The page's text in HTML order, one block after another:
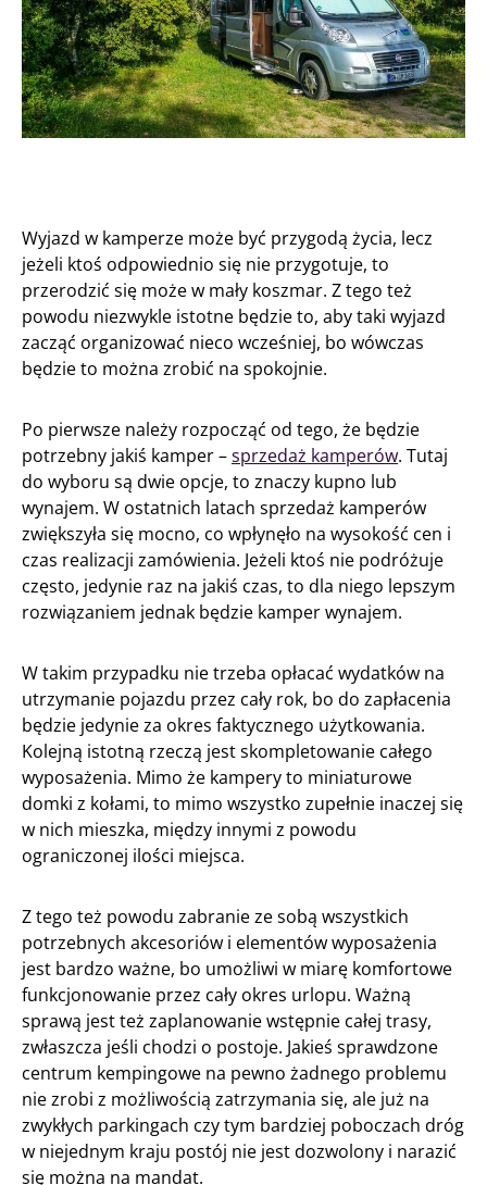
Wyjazd w kamperze może być przygodą życia, lecz
jeżeli ktoś odpowiednio się nie przygotuje, to
przerodzić się może w mały koszmar. Z tego też
powodu niezwykle istotne będzie to, aby taki wyjazd
zacząć organizować nieco wcześniej, bo wówczas
będzie to można zrobić na spokojnie.
Po pierwsze należy rozpocząć od tego, że będzie
potrzebny jakiś kamper –sprzedaż kamperów. Tutaj
do wyboru są dwie opcje, to znaczy kupno lub
wynajem. W ostatnich latach sprzedaż kamperów
zwiększyła się mocno, co wpłynęło na wysokość cen i
czas realizacji zamówienia. Jeżeli ktoś nie podróżuje
często, jedynie raz na jakiś czas, to dla niego lepszym
rozwiązaniem jednak będzie kamper wynajem.
W takim przypadku nie trzeba opłacać wydatków na
utrzymanie pojazdu przez cały rok, bo do zapłacenia
będzie jedynie za okres faktycznego użytkowania.
Kolejną istotną rzeczą jest skompletowanie całego
wyposażenia. Mimo że kampery to miniaturowe
domki z kołami, to mimo wszystko zupełnie inaczej się
w nich mieszka, między innymi z powodu
ograniczonej ilości miejsca.
Z tego też powodu zabranie ze sobą wszystkich
potrzebnych akcesoriów i elementów wyposażenia
jest bardzo ważne, bo umożliwi w miarę komfortowe
funkcjonowanie przez cały okres urlopu. Ważną
sprawą jest też zaplanowanie wstępnie całej trasy,
zwłaszcza jeśli chodzi o postoje. Jakieś sprawdzone
centrum kempingowe na pewno żadnego problemu
nie zrobi z możliwością zatrzymania się, ale już na
zwykłych parkingach czy tym bardziej poboczach dróg
w niejednym kraju postój nie jest dozwolony i narazić
się można na mandat.